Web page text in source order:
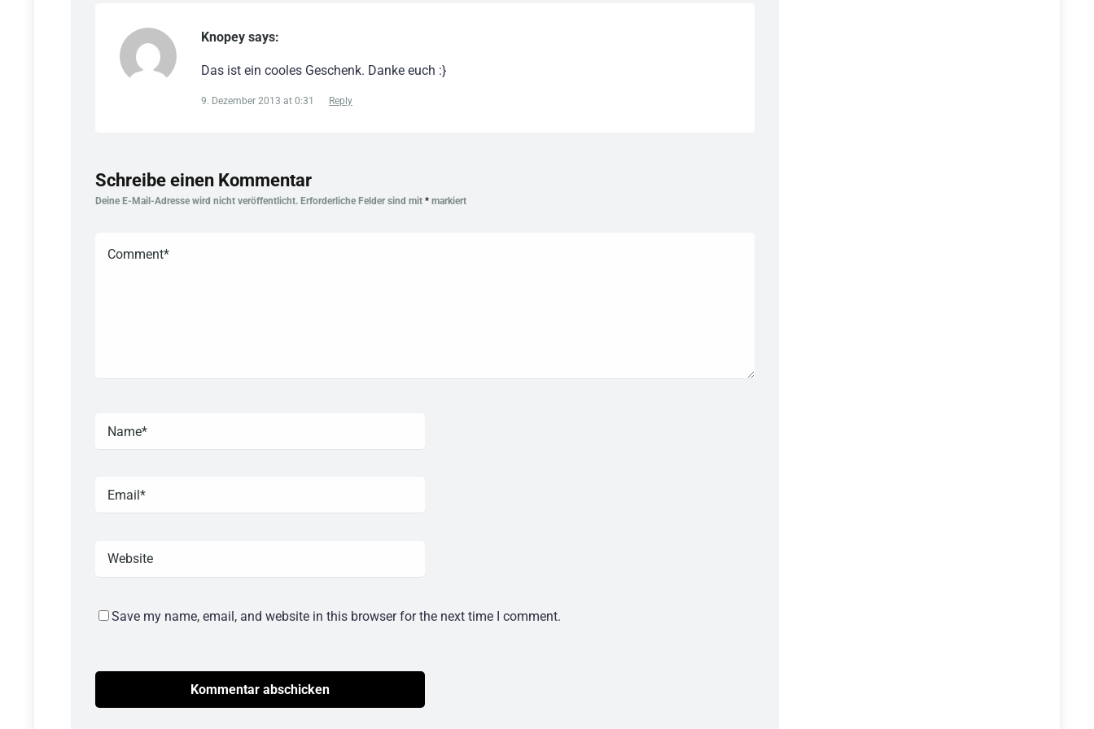
Knopey says:
Das ist ein cooles Geschenk. Danke euch :}
9. Dezember 2013 at 0:31 Reply
Schreibe einen Kommentar
Deine E-Mail-Adresse wird nicht veröffentlicht. Erforderliche Felder sind mit * markiert
Save my name, email, and website in this browser for the next time I comment.